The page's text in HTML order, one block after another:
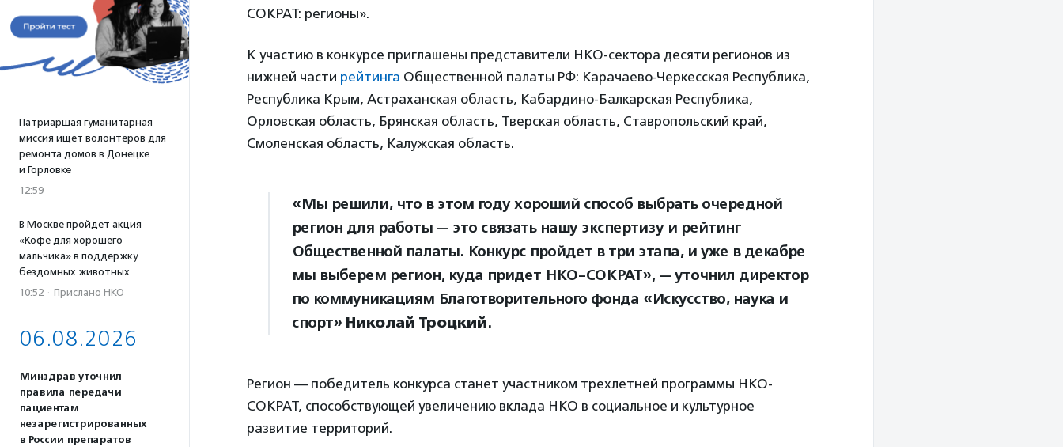
Патриаршая гуманитарная
миссия ищет волонтеров для
ремонта домов в Донецке
и Горловке
12:59
В Москве пройдет акция
«Кофе для хорошего
мальчика» в поддержку
бездомных животных
10:52 · Прислано НКО
06.08.2026
Минздрав уточнил
правила передачи
пациентам
незарегистрированных
в России препаратов
СОКРАТ: регионы».
К участию в конкурсе приглашены представители НКО-сектора десяти регионов из
нижней части рейтинга Общественной палаты РФ: Карачаево-Черкесская Республика,
Республика Крым, Астраханская область, Кабардино-Балкарская Республика,
Орловская область, Брянская область, Тверская область, Ставропольский край,
Смоленская область, Калужская область.
«Мы решили, что в этом году хороший способ выбрать очередной
регион для работы — это связать нашу экспертизу и рейтинг
Общественной палаты. Конкурс пройдет в три этапа, и уже в декабре
мы выберем регион, куда придет НКО-СОКРАТ», — уточнил директор
по коммуникациям Благотворительного фонда «Искусство, наука и
спорт» Николай Троцкий.
Регион — победитель конкурса станет участником трехлетней программы НКО-
СОКРАТ, способствующей увеличению вклада НКО в социальное и культурное
развитие территорий.